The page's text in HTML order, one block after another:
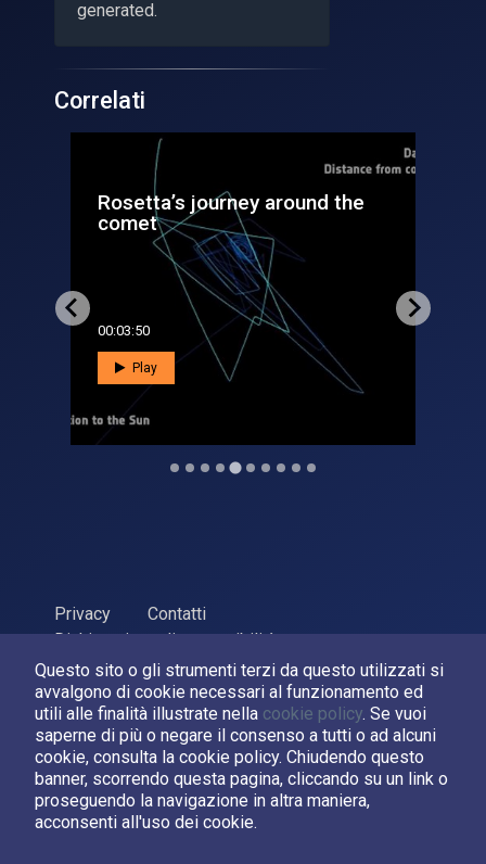
Questo sito o gli strumenti terzi da questo utilizzati si
avvalgono di cookie necessari al funzionamento ed
utili alle finalità illustrate nella cookie policy. Se vuoi
saperne di più o negare il consenso a tutti o ad alcuni
cookie, consulta la cookie policy. Chiudendo questo
banner, scorrendo questa pagina, cliccando su un link o
proseguendo la navigazione in altra maniera,
acconsenti all'uso dei cookie.
generated.
Correlati
Rosetta’s journey around the
comet
00:03:50
Play
Privacy
Contatti
Dichiarazione di accessibilità
ASI Agenzia Spaziale Italiana, 2026. P.Iva 03638121008
Sviluppato daLPM
Seguici su:
Asi su Facebook
Asi su XCanale Asi su YouTube